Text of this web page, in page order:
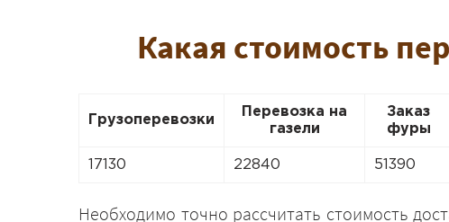
Какая стоимость
Грузоперевозки
Перевозка на
газели
Заказ
фуры
17130 22840 51390
Необходимо точно рассчитать стоимость